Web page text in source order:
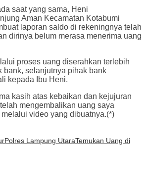
saat yang sama, Heni
Aman Kecamatan Kotabumi
laporan saldo di rekeningnya telah
dirinya belum merasa menerima uang
proses uang diserahkan terlebih
bank, selanjutnya pihak bank
kepada Ibu Heni.
kasih atas kebaikan dan kejujuran
mengembalikan uang saya
video yang dibuatnya.(*)
Polres Lampung UtaraTemukan Uang di